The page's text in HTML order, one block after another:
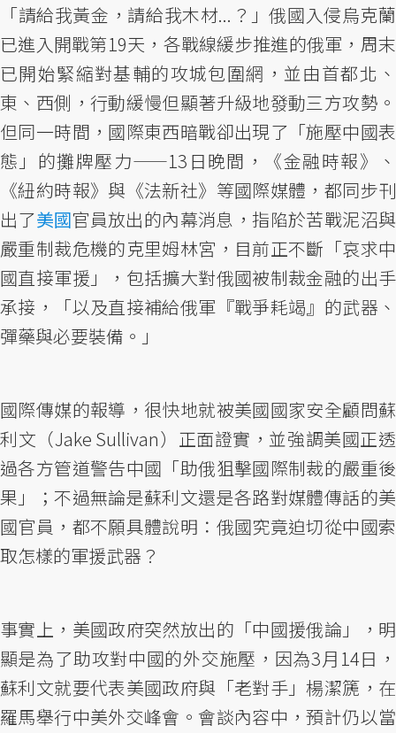
「請給我黃金，請給我木材...？」俄國入侵烏克蘭
已進入開戰第19天，各戰線緩步推進的俄軍，周末
已開始緊縮對基輔的攻城包圍網，並由首都北、
東、西側，行動緩慢但顯著升級地發動三方攻勢。
但同一時間，國際東西暗戰卻出現了「施壓中國表
態」的攤牌壓力——13日晚間，《金融時報》、
《紐約時報》與《法新社》等國際媒體，都同步刊
出了美國官員放出的內幕消息，指陷於苦戰泥沼與
嚴重制裁危機的克里姆林宮，目前正不斷「哀求中
國直接軍援」，包括擴大對俄國被制裁金融的出手
承接，「以及直接補給俄軍『戰爭耗竭』的武器、
彈藥與必要裝備。」
國際傳媒的報導，很快地就被美國國家安全顧問蘇
利文（Jake Sullivan）正面證實，並強調美國正透
過各方管道警告中國「助俄狙擊國際制裁的嚴重後
果」；不過無論是蘇利文還是各路對媒體傳話的美
國官員，都不願具體說明：俄國究竟迫切從中國索
取怎樣的軍援武器？
事實上，美國政府突然放出的「中國援俄論」，明
顯是為了助攻對中國的外交施壓，因為3月14日，
蘇利文就要代表美國政府與「老對手」楊潔篪，在
羅馬舉行中美外交峰會。會談內容中，預計仍以當